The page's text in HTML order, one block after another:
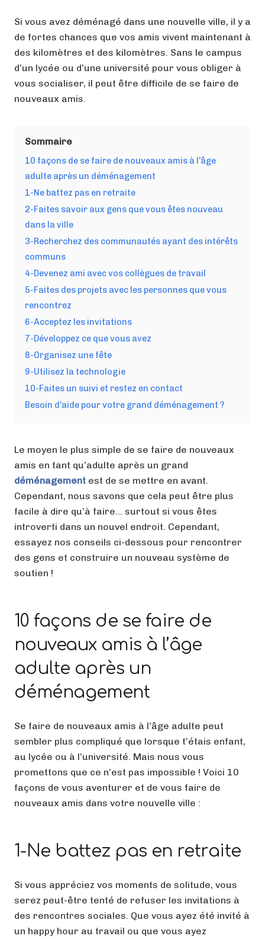
Si vous avez déménagé dans une nouvelle ville, il y a
de fortes chances que vos amis vivent maintenant à
des kilomètres et des kilomètres. Sans le campus
d’un lycée ou d’une université pour vous obliger à
vous socialiser, il peut être difficile de se faire de
nouveaux amis.
Sommaire
10 façons de se faire de nouveaux amis à l’âge
adulte après un déménagement
1-Ne battez pas en retraite
2-Faites savoir aux gens que vous êtes nouveau
dans la ville
3-Recherchez des communautés ayant des intérêts
communs
4-Devenez ami avec vos collègues de travail
5-Faites des projets avec les personnes que vous
rencontrez
6-Acceptez les invitations
7-Développez ce que vous avez
8-Organisez une fête
9-Utilisez la technologie
10-Faites un suivi et restez en contact
Besoin d’aide pour votre grand déménagement ?
Le moyen le plus simple de se faire de nouveaux
amis en tant qu’adulte après un grand
déménagement est de se mettre en avant.
Cependant, nous savons que cela peut être plus
facile à dire qu’à faire… surtout si vous êtes
introverti dans un nouvel endroit. Cependant,
essayez nos conseils ci-dessous pour rencontrer
des gens et construire un nouveau système de
soutien !
10 façons de se faire de
nouveaux amis à l’âge
adulte après un
déménagement
Se faire de nouveaux amis à l’âge adulte peut
sembler plus compliqué que lorsque t’étais enfant,
au lycée ou à l’université. Mais nous vous
promettons que ce n’est pas impossible ! Voici 10
façons de vous aventurer et de vous faire de
nouveaux amis dans votre nouvelle ville :
1-Ne battez pas en retraite
Si vous appréciez vos moments de solitude, vous
serez peut-être tenté de refuser les invitations à
des rencontres sociales. Que vous ayez été invité à
un happy hour au travail ou que vous ayez